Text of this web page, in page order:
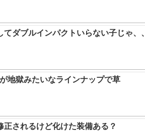
てダブルインパクトいらない子じゃ、
地獄みたいなラインナップで草
正されるけど化けた装備ある？